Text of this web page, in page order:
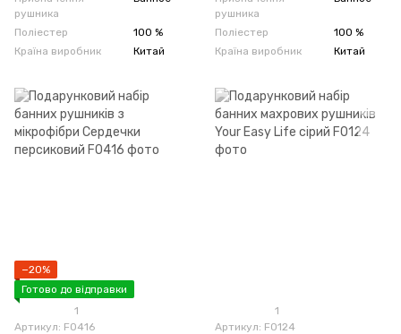
рушника
Поліестер
100 %
Країна виробник
Китай
рушника
Поліестер
100 %
Країна виробник
Китай
−20%
Готово до відправки
1
Артикул: F0416
1
Артикул: F0124